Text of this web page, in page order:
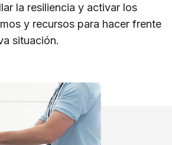
la resiliencia y activar los
y recursos para hacer frente
situación.